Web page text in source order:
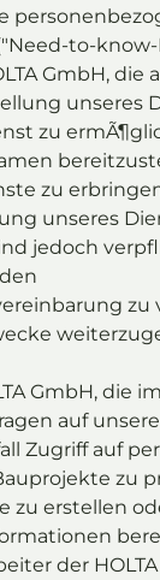
to-know-
GmbH, die
unseres
zu
zu
unseres
jedoch
zu
GmbH, die
auf
Zugriff auf
zu
zu erstellen
der